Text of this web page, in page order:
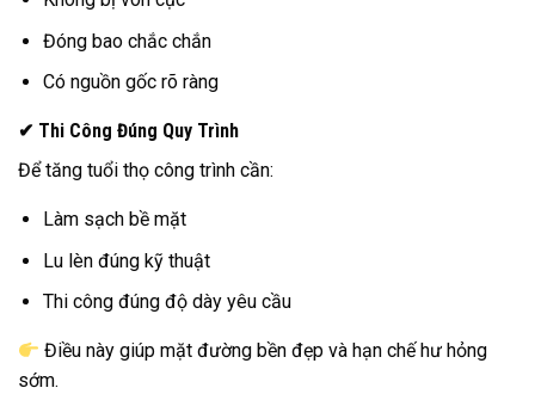
Đóng bao chắc chắn
Có nguồn gốc rõ ràng
✔ Thi Công Đúng Quy Trình
Để tăng tuổi thọ công trình cần:
Làm sạch bề mặt
Lu lèn đúng kỹ thuật
Thi công đúng độ dày yêu cầu
Điều này giúp mặt đường bền đẹp và hạn chế hư hỏng
sớm.